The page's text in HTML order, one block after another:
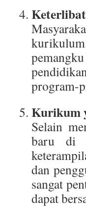
program-
Kurikum
Selain
baru di
dan
sangat
dapat